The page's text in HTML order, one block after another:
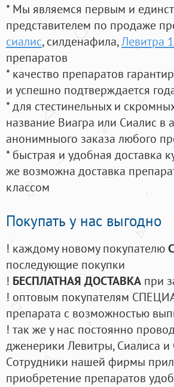
* Мы являемся первым и
представителем по продаже
сиалис, силденафила,Левитра
препаратов
* качество препаратов
и успешно подтверждается
* для стестинельных и
название Виагра или Сиалис в
анонимныого заказа любого
* быстрая и удобная доставка
же возможна доставка
классом
Покупать у нас выгодно
! каждому новому покупателю
последующие покупки
! БЕСПЛАТНАЯ ДОСТАВКА при
! оптовым покупателям
препарата с возможностью
! так же у нас постоянно
дженерики Левитры, Сиалиса
Cотрудники нашей фирмы
приобретение препаратов